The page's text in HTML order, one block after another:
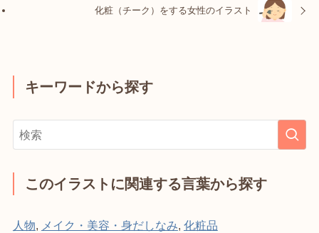
化粧（チーク）をする女性のイラスト
キーワードから探す
このイラストに関連する言葉から探す
人物, メイク・美容・身だしなみ, 化粧品